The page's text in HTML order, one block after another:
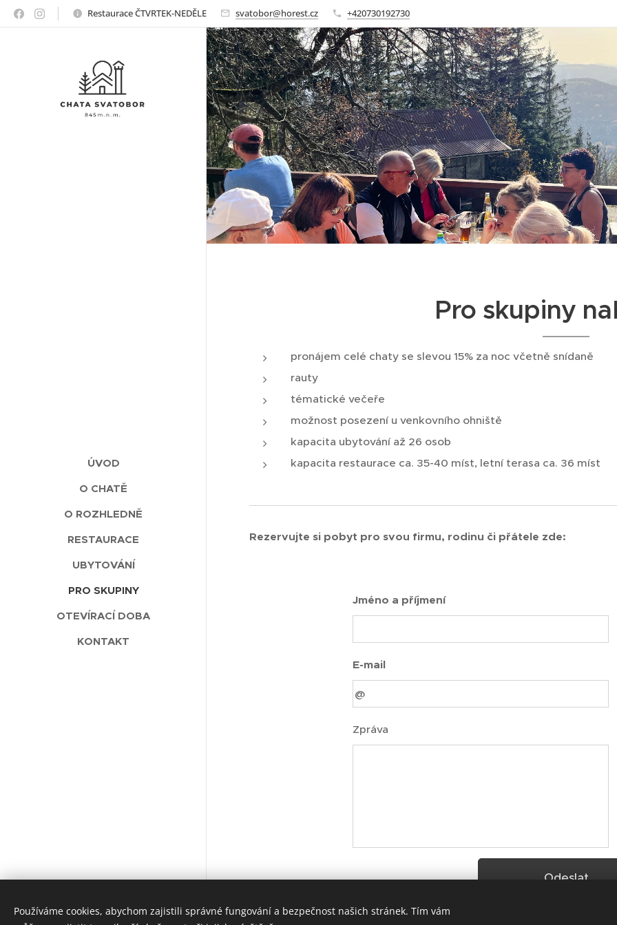
Restaurace ČTVRTEK-NEDĚLE svatobor@horest.cz +420730192730
ÚVOD
O CHATĚ
O ROZHLEDNĚ
RESTAURACE
UBYTOVÁNÍ
PRO SKUPINY
OTEVÍRACÍ DOBA
KONTAKT
Pro skupiny
pronájem celé chaty se slevou 15% za noc včetně snídaně
rauty
tématické večeře
možnost posezení u venkovního ohniště
kapacita ubytování až 26 osob
kapacita restaurace ca. 35-40 míst, letní terasa ca. 36 míst
Rezervujte si pobyt pro svou firmu, rodinu či přátele zde:
Jméno a příjmení
E-mail
Zpráva
Odeslat
Používáme cookies, abychom zajistili správné fungování a bezpečnost našich stránek. Tím vám